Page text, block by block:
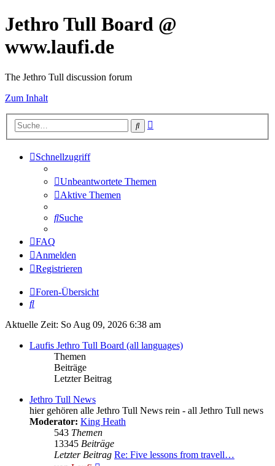
Jethro Tull Board @
www.laufi.de
The Jethro Tull discussion forum
Zum Inhalt
Suche
Schnellzugriff
Unbeantwortete Themen
Aktive Themen
Suche
FAQ
Anmelden
Registrieren
Foren-Übersicht
Suche
Aktuelle Zeit: So Aug 09, 2026 6:38 am
Laufis Jethro Tull Board (all languages)
Themen
Beiträge
Letzter Beitrag
Jethro Tull News
hier gehören alle Jethro Tull News rein - all Jethro Tull news
Moderator: King Heath
543 Themen
13345 Beiträge
Letzter Beitrag Re: Five lessons from travell…